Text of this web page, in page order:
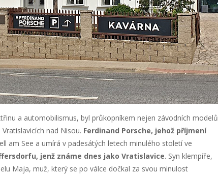
a automobilismus, byl průkopníkem nejen závodních modelů
nad Nisou. Ferdinand Porsche, jehož příjmení
am See a umírá v padesátých letech minulého století ve
jenž známe dnes jako Vratislavice. Syn klempíře,
Maja, muž, který se po válce dočkal za svou minulost